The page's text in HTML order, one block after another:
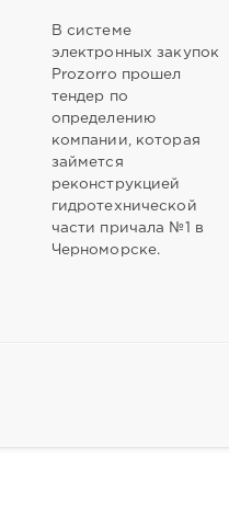
В системе
электронных закупок
Рrozorro прошел
тендер по
определению
компании, которая
займется
реконструкцией
гидротехнической
части причала №1 в
Черноморске.